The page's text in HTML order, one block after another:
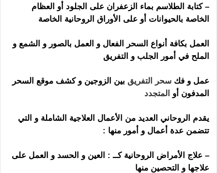
– كتابة الطلاسم بماء الزعفران على الجلود أو العظام
الخاصة بالحيوانات أو على الأوراق الروحانية الخاصة
العمل بكافة أنواع السحر الفعال و العمل بالصور و الشمع و
الملح في أمور الجلب و التفريق
عمل و فك سحر التفريق بين الزوجين و كشف موقع السحر
المدفون أو المتجدد
يقدم الروحاني العديد من الأعمال العلاجية الشاملة و التي
تتضمن عدة أعمال و أمور منها :
– علاج الأمراض الروحانية كــ : العين و الحسد و العمل على
علاجها و التحصين منها